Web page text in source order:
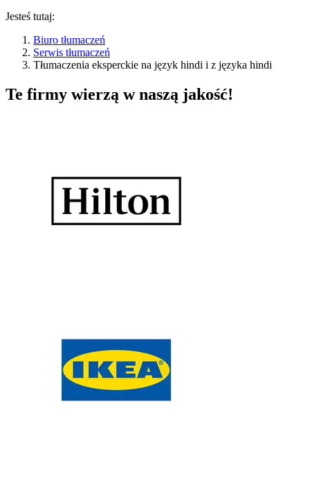
Jesteś tutaj:
Biuro tłumaczeń
Serwis tłumaczeń
Tłumaczenia eksperckie na język hindi i z języka hindi
Te firmy wierzą w naszą jakość!